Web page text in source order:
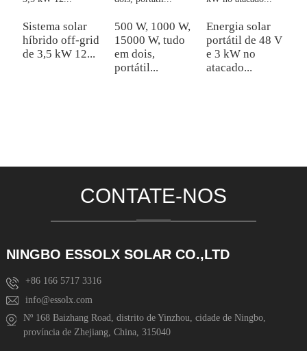
Sistema solar
híbrido off-grid
de 3,5 kW 12...
500 W, 1000 W,
15000 W, tudo
em dois,
portátil...
Energia solar
portátil de 48 V
e 3 kW no
atacado...
CONTATE-NOS
NINGBO ESSOLX SOLAR CO.,LTD
+86 166 5717 3316
info@essolx.com
Nº 168 Baizhang Road, distrito de Yinzhou, cidade de Ningbo,
província de Zhejiang, China, 315040